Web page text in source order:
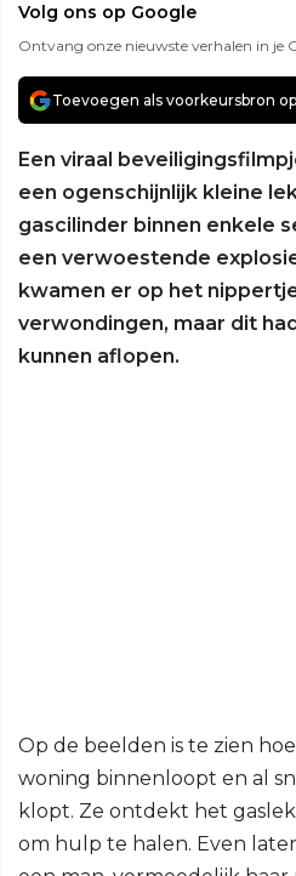
Volg ons op Google
Ontvang onze nieuwste verhalen in je
Toevoegen als voorkeursbron
Een viraal
een ogenschijnlijk kleine
gascilinder binnen enkele
een verwoestende
kwamen er op het
verwondingen, maar dit
kunnen aflopen.
Op de beelden is te zien
woning binnenloopt en al
klopt. Ze ontdekt het
om hulp te halen. Even